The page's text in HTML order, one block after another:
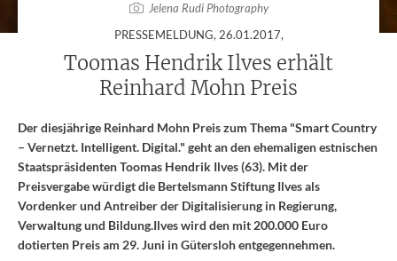
Jelena Rudi Photography
PRESSEMELDUNG, 26.01.2017,
Toomas Hendrik Ilves erhält
Reinhard Mohn Preis
Der diesjährige Reinhard Mohn Preis zum Thema "Smart Country
– Vernetzt. Intelligent. Digital." geht an den ehemaligen estnischen
Staatspräsidenten Toomas Hendrik Ilves (63). Mit der
Preisvergabe würdigt die Bertelsmann Stiftung Ilves als
Vordenker und Antreiber der Digitalisierung in Regierung,
Verwaltung und Bildung.Ilves wird den mit 200.000 Euro
dotierten Preis am 29. Juni in Gütersloh entgegennehmen.